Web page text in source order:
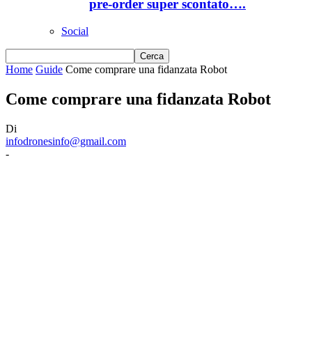
pre-order super scontato….
Social
Home Guide Come comprare una fidanzata Robot
Come comprare una fidanzata Robot
Di
infodronesinfo@gmail.com
-